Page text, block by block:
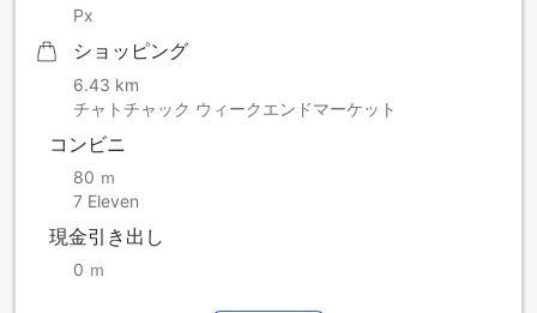
Px
ショッピング
6.43 km
チャトチャック ウィークエンドマーケット
コンビニ
80 ｍ
7 Eleven
現金引き出し
0 ｍ